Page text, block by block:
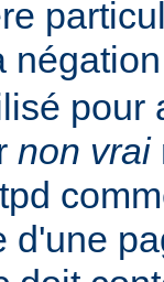
pour
non vrai
d'une